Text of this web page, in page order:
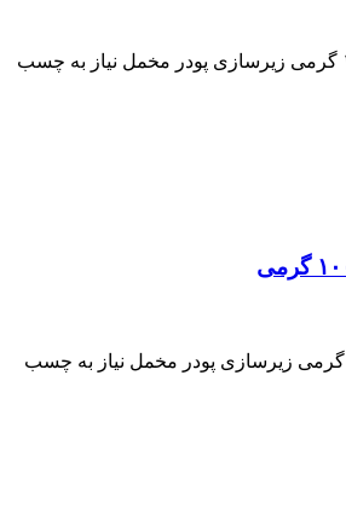
پودر مخمل زرشکی ۱۰۰ گرمی زیرسازی پودر مخمل نیاز به چسب
پودر مخمل مشکی ۱۰۰ گرمی زیرسازی پودر مخمل نیاز به چسب